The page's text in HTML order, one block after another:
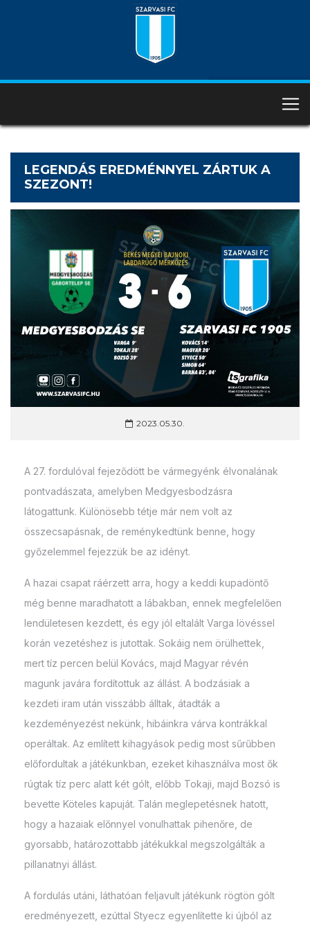
LEGENDÁS EREDMÉNNYEL ZÁRTUK A
SZEZONT!
2023.05.30.
A 27. fordulóval fejeződött be vármegyénk élvonalának
pontvadászata, amelyben Medgyesbodzásra
látogattunk. Különösebb tétje már nem volt az
összecsapásnak, de reménykedtünk benne, hogy
győzelemmel fejezzük be az idényt.
A hazai csapat ráérzett arra, hogy a keddi kupadöntő
még benne maradhatott a lábakban, ennek megfelelően
lendületesen kezdett, és egy jól eltalált Varga lövéssel
korán vezetéshez is jutottak. Sokáig nem örülhettek,
mert tíz percen belül Kovács, majd Magyar révén
magunk javára fordítottuk az állást. A bodzásiak a
kezdeti iram után visszább álltak, átadták a
kezdeményezést nekünk, hibáinkra várva kontrákkal
operáltak. Az említett kihagyások pedig most sűrűbben
előfordultak a játékunkban, ezeket kihasználva most ők
rúgtak tíz perc alatt két gólt, előbb Tokaji, majd Bozsó is
bevette Köteles kapuját. Talán meglepetésnek hatott,
hogy a hazaiak előnnyel vonulhattak pihenőre, de
gyorsabb, határozottabb játékukkal megszolgálták a
pillanatnyi állást.
A fordulás utáni, láthatóan feljavult játékunk rögtön gólt
eredményezett, ezúttal Styecz egyenlítette ki újból az